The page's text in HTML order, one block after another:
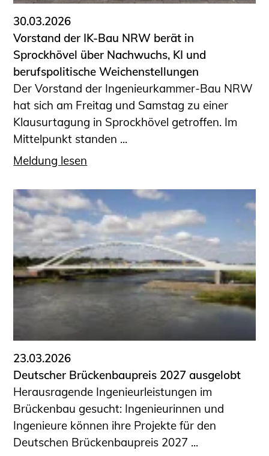
30.03.2026
Vorstand der IK-Bau NRW berät in
Sprockhövel über Nachwuchs, KI und
berufspolitische Weichenstellungen
Der Vorstand der Ingenieurkammer-Bau NRW
hat sich am Freitag und Samstag zu einer
Klausurtagung in Sprockhövel getroffen. Im
Mittelpunkt standen ...
Meldung lesen
23.03.2026
Deutscher Brückenbaupreis 2027 ausgelobt
Herausragende Ingenieurleistungen im
Brückenbau gesucht: Ingenieurinnen und
Ingenieure können ihre Projekte für den
Deutschen Brückenbaupreis 2027 ...